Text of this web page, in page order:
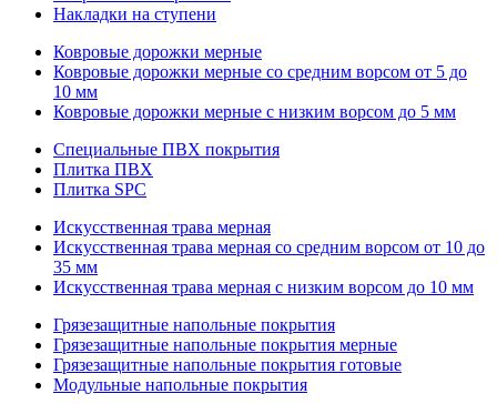
Накладки на ступени
Ковровые дорожки мерные
Ковровые дорожки мерные со средним ворсом от 5 до
10 мм
Ковровые дорожки мерные с низким ворсом до 5 мм
Специальные ПВХ покрытия
Плитка ПВХ
Плитка SPC
Искуccтвенная трава мерная
Искусственная трава мерная со средним ворсом от 10 до
35 мм
Искусственная трава мерная с низким ворсом до 10 мм
Грязезащитные напольные покрытия
Грязезащитные напольные покрытия мерные
Грязезащитные напольные покрытия готовые
Модульные напольные покрытия